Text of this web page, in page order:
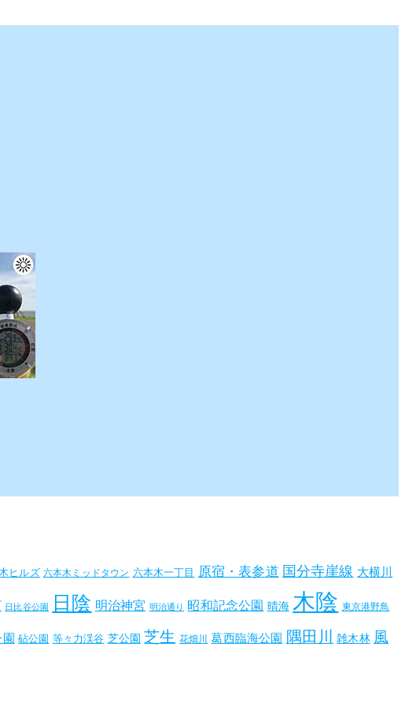
ヒルズ 六本木ミッドタウン 六本木一丁目 原宿・表参道 国分寺崖線 大横川
日比谷公園 日陰 明治神宮 明治通り 昭和記念公園 晴海 木陰 東京港野鳥
砧公園 等々力渓谷 芝公園 芝生 花畑川 葛西臨海公園 隅田川 雑木林 風